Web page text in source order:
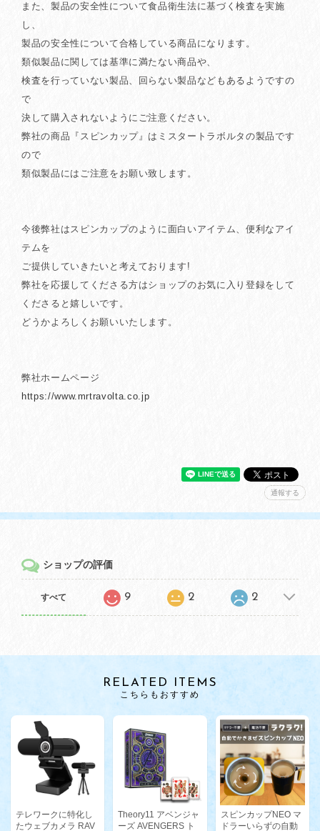
また、製品の安全性について食品衛生法に基づく検査を実施
し、
製品の安全性について合格している商品になります。
類似製品に関しては基準に満たない商品や、
検査を行っていない製品、回らない製品などもあるようですの
で
決して購入されないようにご注意ください。
弊社の商品『スピンカップ』はミスタートラボルタの製品です
ので
類似製品にはご注意をお願い致します。
今後弊社はスピンカップのように面白いアイテム、便利なアイ
テムを
ご提供していきたいと考えております!
弊社を応援してくださる方はショップのお気に入り登録をして
くださると嬉しいです。
どうかよろしくお願いいたします。
弊社ホームページ
https://www.mrtravolta.co.jp
通報する
ショップの評価
すべて 9 2 2
RELATED ITEMS
こちらもおすすめ
テレワークに特化し
たウェブカメラ RAV
Theory11 アベンジャ
ーズ AVENGERS ト
スピンカップNEO マ
ドラーいらずの自動